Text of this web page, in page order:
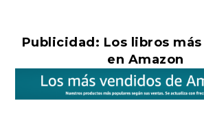
Publicidad: Los libros
en Amazon